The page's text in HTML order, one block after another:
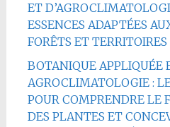
ET
ESSENCES ADAPTÉES
FORÊTS ET
BOTANIQUE APPLIQUÉE
AGROCLIMATOLOGIE :
POUR COMPRENDRE LE
DES PLANTES ET